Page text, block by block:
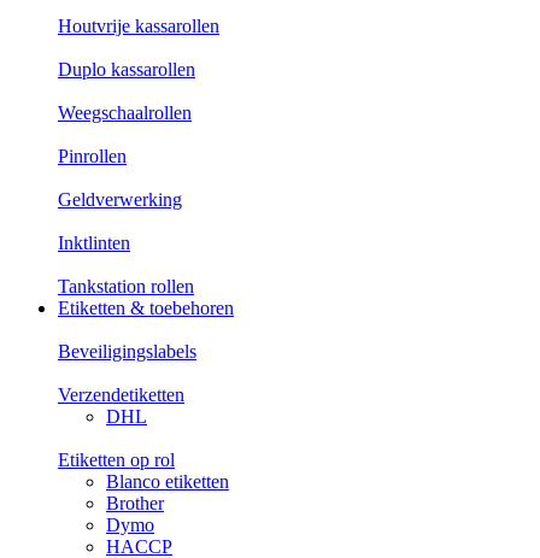
Houtvrije kassarollen
Duplo kassarollen
Weegschaalrollen
Pinrollen
Geldverwerking
Inktlinten
Tankstation rollen
Etiketten & toebehoren
Beveiligingslabels
Verzendetiketten
DHL
Etiketten op rol
Blanco etiketten
Brother
Dymo
HACCP